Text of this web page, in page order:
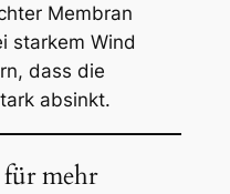
Membran
starkem Wind
dass die
absinkt.
für mehr